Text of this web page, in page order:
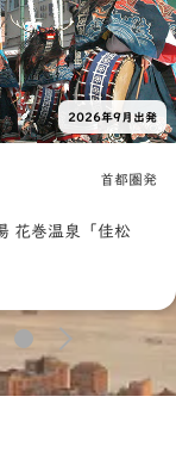
2026年9月出発
首都圏発
花巻温泉「佳松